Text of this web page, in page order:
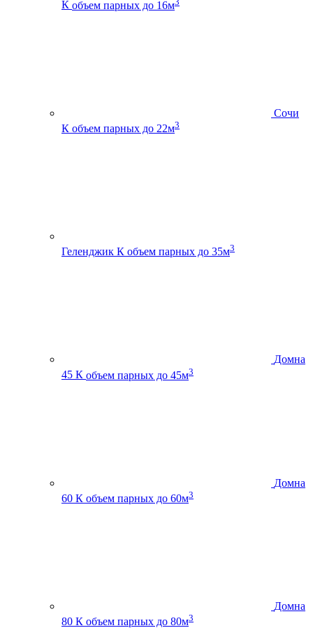
К объем парных до 16м
Сочи
К объем парных до 22м3
Геленджик К объем парных до 35м3
Домна
45 К объем парных до 45м3
Домна
60 К объем парных до 60м3
Домна
80 К объем парных до 80м3